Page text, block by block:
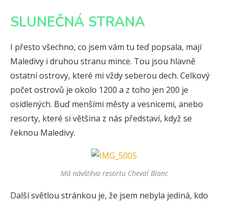
SLUNEČNÁ STRANA
I přesto všechno, co jsem vám tu teď popsala, mají
Maledivy i druhou stranu mince. Tou jsou hlavně
ostatní ostrovy, které mi vždy seberou dech. Celkový
počet ostrovů je okolo 1200 a z toho jen 200 je
osídlených. Buď menšími městy a vesnicemi, anebo
resorty, které si většina z nás představí, když se
řeknou Maledivy.
Má návštěva resortu Cheval Blanc
Další světlou stránkou je, že jsem nebyla jediná, kdo